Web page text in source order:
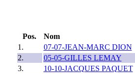
Pos.
Nom
1.
07-07-JEAN-MARC DION
2.
05-05-GILLES LEMAY
3.
10-10-JACQUES PAQUET